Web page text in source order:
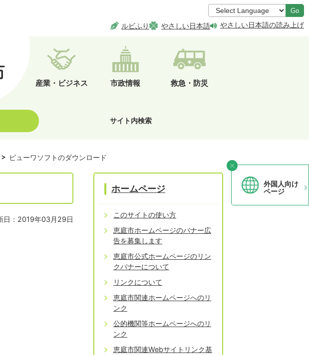
Go
ルビふり やさしい日本語 やさしい日本語の読み上げ
産業・ビジネス 市政情報 救急・防災
サイト内検索
外国人向け
ページ
ビューワソフトのダウンロード
日：2019年03月29日
ホームページ
このサイトの使い方
恵庭市ホームページのバナー広
告を募集します
恵庭市公式ホームページのリン
クバナーについて
リンクについて
恵庭市関連ホームページへのリ
ンク
公的機関等ホームページへのリ
ンク
恵庭市関連Webサイトリンク基